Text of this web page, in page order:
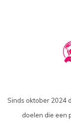
Sinds oktober 2024
doelen die een